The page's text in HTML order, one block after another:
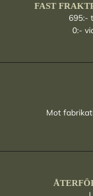
FAST
695:-
0:-
Mot